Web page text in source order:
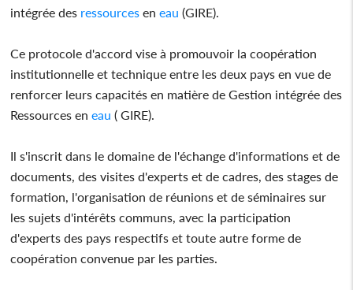
intégrée des ressources en eau (GIRE).
Ce protocole d'accord vise à promouvoir la coopération
institutionnelle et technique entre les deux pays en vue de
renforcer leurs capacités en matière de Gestion intégrée des
Ressources en eau ( GIRE).
Il s'inscrit dans le domaine de l'échange d'informations et de
documents, des visites d'experts et de cadres, des stages de
formation, l'organisation de réunions et de séminaires sur
les sujets d'intérêts communs, avec la participation
d'experts des pays respectifs et toute autre forme de
coopération convenue par les parties.